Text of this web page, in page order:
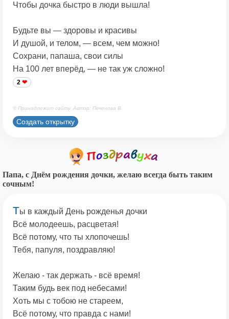
Чтобы дочка быстро в люди вышла!
Будьте вы — здоровы и красивы
И душой, и телом, — всем, чем можно!
Сохрани, папаша, свои силы
На 100 лет вперёд, — не так уж сложно!
2
© Принадлежит сайту. Автор: Печенова В.
Создать открытку
Папа, с Днём рождения дочки, желаю всегда быть таким
сочным!
Ты в каждый День рожденья дочки
Всё молодеешь, расцветая!
Всё потому, что ты хлопочешь!
Тебя, папуля, поздравляю!
Желаю - так держать - всё время!
Таким будь век под небесами!
Хоть мы с тобою не стареем,
Всё потому, что правда с нами!